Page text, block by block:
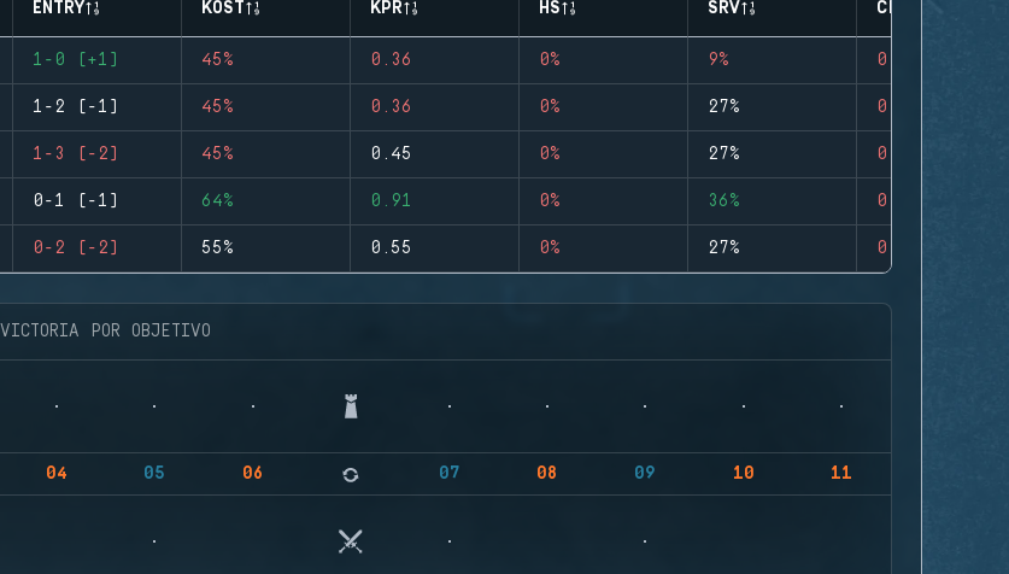
ENTRY KOST KPR HS SRV CLUTCHES
1-0 (+1) 45% 0.36 0% 9% 0
1-2 (-1) 45% 0.36 0% 27% 0
1-3 (-2) 45% 0.45 0% 27% 0
0-1 (-1) 64% 0.91 0% 36% 0
0-2 (-2) 55% 0.55 0% 27% 0
VICTORIA POR OBJETIVO
04 05 06 07 08 09 10 11